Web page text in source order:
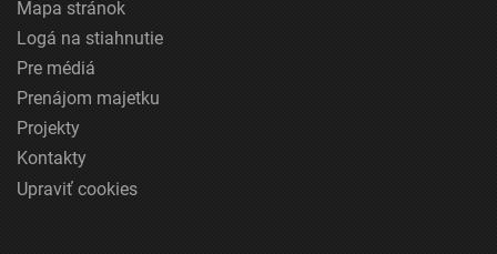
Mapa stránok
Logá na stiahnutie
Pre médiá
Prenájom majetku
Projekty
Kontakty
Upraviť cookies